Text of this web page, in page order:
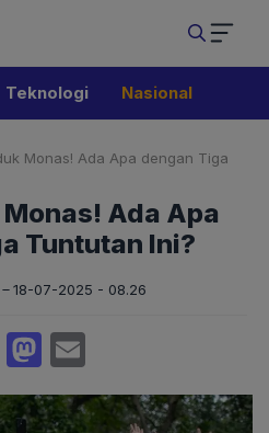
Teknologi Nasional
Monas! Ada Apa dengan Tiga
Ada Apa
Tuntutan Ini?
18-07-2025 - 08.26
Facebook
Mastodon